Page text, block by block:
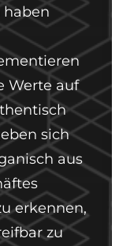
Werte auf
sich
aus
erkennen,
zu